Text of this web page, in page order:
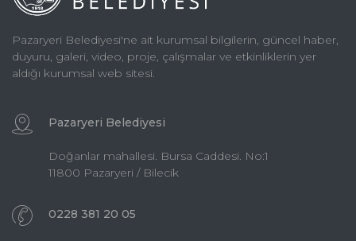
Pazaryeri Belediyesi'ne ait kurumsal bilgilerin, güncel haber,
duyuru, galeri, video, proje, çalışmalar ve etkinliklerin yer
aldığı kurumsal web sitesi.
Pazaryeri Belediyesi
Doğanlar mahallesi. Bursa Caddesi. No:1
11800 Pazaryeri / Bilecik
0228 381 20 05